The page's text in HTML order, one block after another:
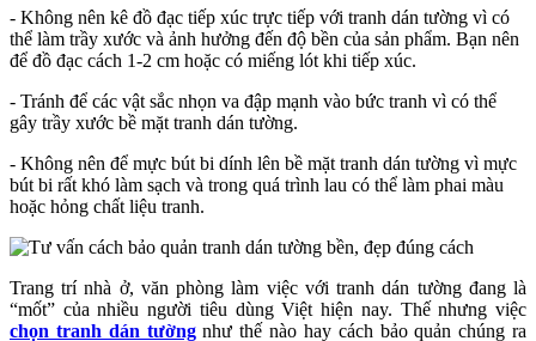
- Không nên kê đồ đạc tiếp xúc trực tiếp với tranh dán tường vì có
thể làm trầy xước và ảnh hưởng đến độ bền của sản phẩm. Bạn nên
để đồ đạc cách 1-2 cm hoặc có miếng lót khi tiếp xúc.
- Tránh để các vật sắc nhọn va đập mạnh vào bức tranh vì có thể
gây trầy xước bề mặt tranh dán tường.
- Không nên để mực bút bi dính lên bề mặt tranh dán tường vì mực
bút bi rất khó làm sạch và trong quá trình lau có thể làm phai màu
hoặc hỏng chất liệu tranh.
Trang trí nhà ở, văn phòng làm việc với tranh dán tường đang là
“mốt” của nhiều người tiêu dùng Việt hiện nay. Thế nhưng việc
chọn tranh dán tườngnhư thế nào hay cách bảo quản chúng ra